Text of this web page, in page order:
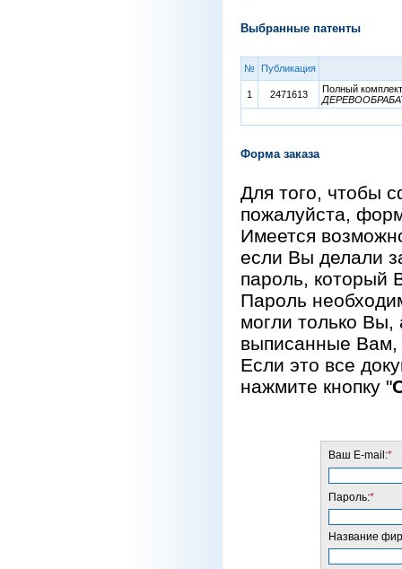
Выбранные патенты
№ Публикация
1 2471613
Полный
Форма заказа
Для того, чтобы
пожалуйста,
Имеется
если Вы делали
пароль, который
Пароль
могли только Вы,
выписанные Вам,
Если это все
нажмите кнопку "
Ваш E-mail:*
Пароль:*
Название